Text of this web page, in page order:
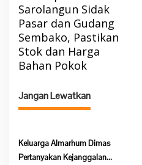
i
g
a
s
i
p
s
Sarolangun Sidak
Pasar dan Gudang
Sembako, Pastikan
Stok dan Harga
Bahan Pokok
Jangan Lewatkan
Keluarga Almarhum Dimas
Pertanyakan Kejanggalan